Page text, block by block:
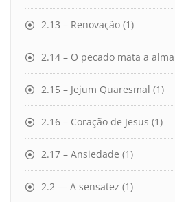
2.13 – Renovação (1)
2.14 – O pecado mata a alma
2.15 – Jejum Quaresmal (1)
2.16 – Coração de Jesus (1)
2.17 – Ansiedade (1)
2.2 — A sensatez (1)